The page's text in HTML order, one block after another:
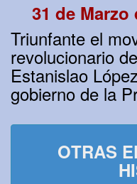
31 de Marzo
Triunfante el
revolucionario
Estanislao
gobierno de la
OTRAS